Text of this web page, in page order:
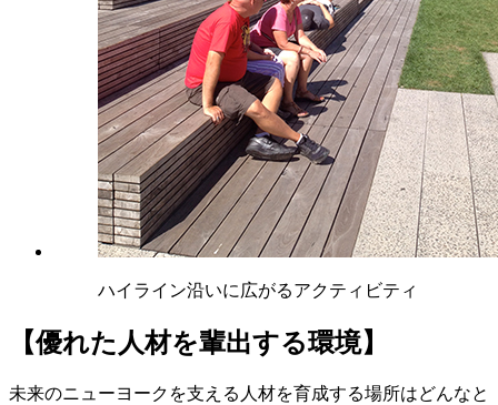
ハイライン沿いに広がるアクティビティ
【優れた人材を輩出する環境】
未来のニューヨークを支える人材を育成する場所はどんなと